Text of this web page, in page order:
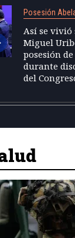
Posesión
Así se vivió
Miguel
posesión
durante
del